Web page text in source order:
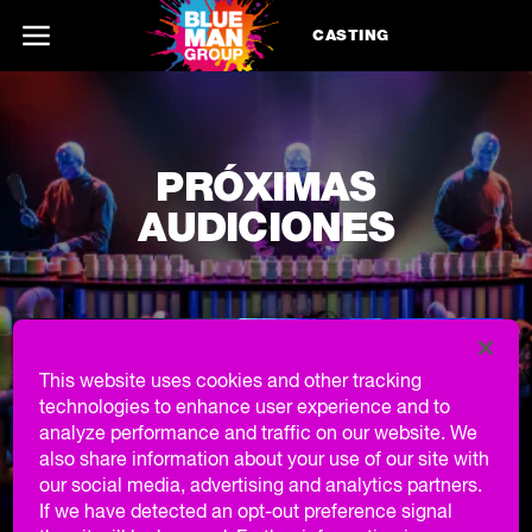
CASTING
PRÓXIMAS
AUDICIONES
This website uses cookies and other tracking
technologies to enhance user experience and to
analyze performance and traffic on our website. We
also share information about your use of our site with
our social media, advertising and analytics partners.
If we have detected an opt-out preference signal